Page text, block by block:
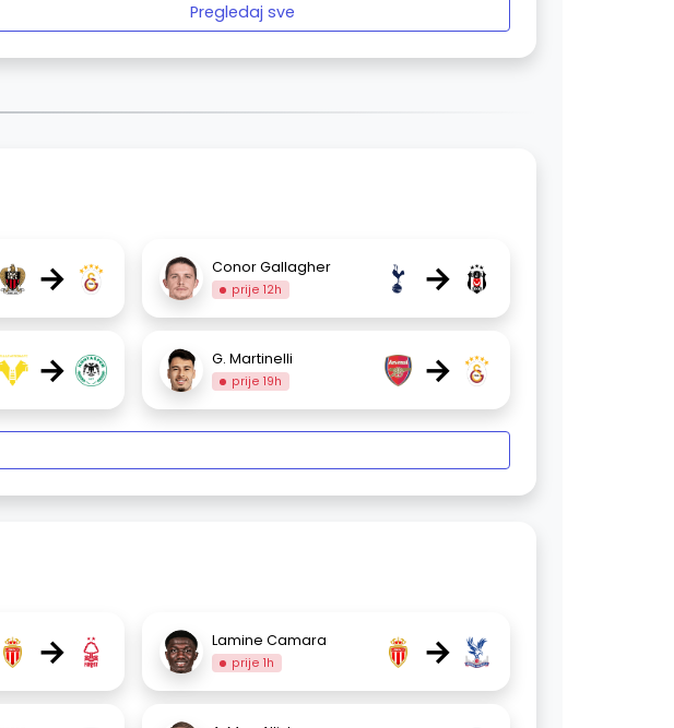
Pregledaj sve
→ Conor Gallagher
prije 12h →
→ G. Martinelli
prije 19h →
→ Lamine Camara
prije 1h →